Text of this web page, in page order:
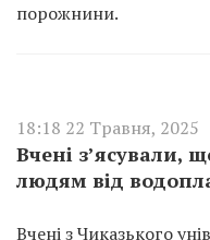
порожнини.
18:18 22 Травня, 2025
Вчені з’ясували,
людям від
Вчені з Чиказького